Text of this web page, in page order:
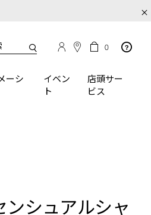
×
ーシ
イベン
ト
店頭サー
ビス
カ
の
商
品
0
シュアルシャ